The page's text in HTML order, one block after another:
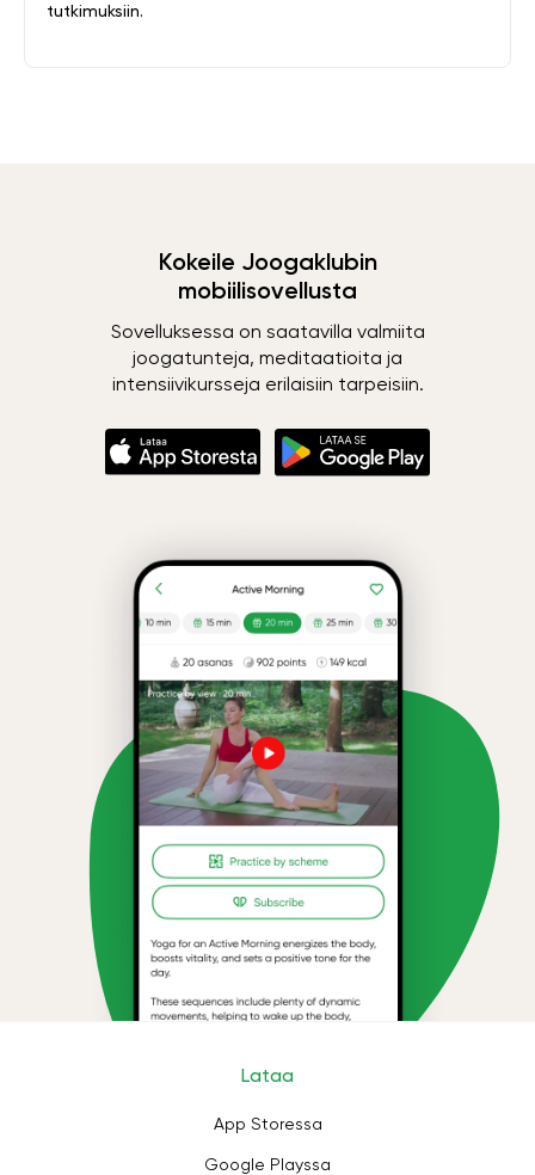
tutkimuksiin.
Kokeile Joogaklubin
mobiilisovellusta
Sovelluksessa on saatavilla valmiita
joogatunteja, meditaatioita ja
intensiivikursseja erilaisiin tarpeisiin.
Lataa
App Storessa
Google Playssa